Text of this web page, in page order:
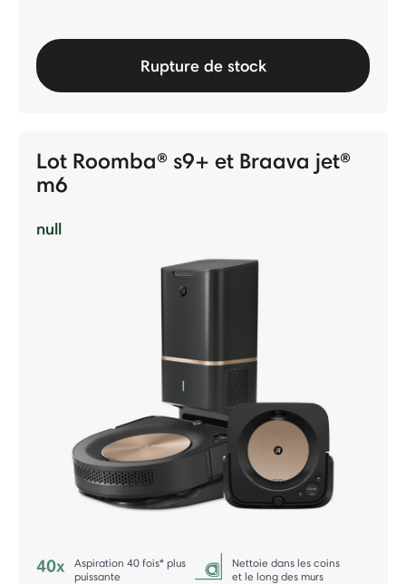
Rupture de stock
Lot Roomba® s9+ et Braava jet®
m6
null
Aspiration 40 fois* plus
puissante
Nettoie dans les coins
et le long des murs